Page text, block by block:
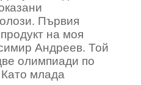
Първия
на моя
Андреев. Той
олимпиади по
млада